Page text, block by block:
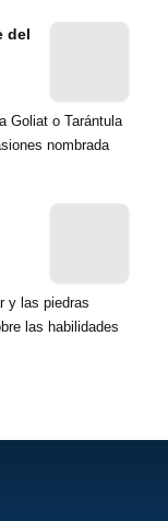
del
Goliat o Tarántula
nombrada
y las piedras
las habilidades